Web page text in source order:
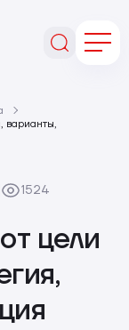
варианты,
1524
цели